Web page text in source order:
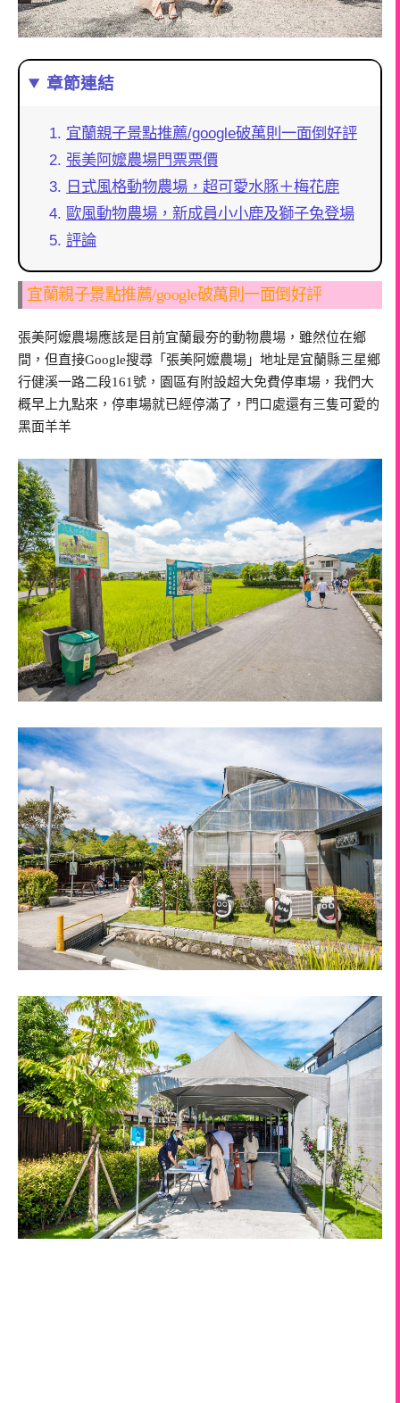
章節連結
宜蘭親子景點推薦/google破萬則一面倒好評
張美阿嬤農場門票票價
日式風格動物農場，超可愛水豚＋梅花鹿
歐風動物農場，新成員小小鹿及獅子兔登場
評論
宜蘭親子景點推薦/google破萬則一面倒好評
張美阿嬤農場應該是目前宜蘭最夯的動物農場，雖然位在鄉
間，但直接Google搜尋「張美阿嬤農場」地址是宜蘭縣三星鄉
行健溪一路二段161號，園區有附設超大免費停車場，我們大
概早上九點來，停車場就已經停滿了，門口處還有三隻可愛的
黑面羊羊